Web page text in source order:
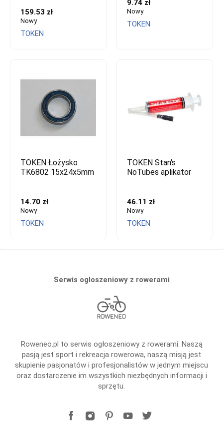
159.53 zł
Nowy
TOKEN
9.74 zł
Nowy
TOKEN
TOKEN Łożysko
TK6802 15x24x5mm
14.70 zł
Nowy
TOKEN
TOKEN Stan's
NoTubes aplikator
46.11 zł
Nowy
TOKEN
Serwis ogloszeniowy z rowerami
Roweneo.pl to serwis ogłoszeniowy z rowerami. Naszą
pasją jest sport i rekreacja rowerowa, naszą misją jest
skupienie pasjonatów i profesjonalistów w jednym miejscu
oraz dostarczenie im wszystkich niezbędnych informacji i
sprzętu.